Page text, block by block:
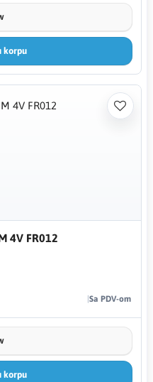
korpu
4V FR012
Sa PDV-om
korpu